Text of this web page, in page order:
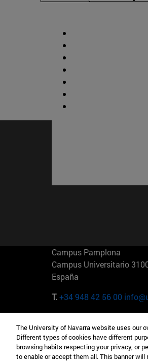
Campus Pamplona
Campus Universitario
España
T.+34 948 42 56 00
Camino del Cerro Águila 3
Madrid España
The University of Navarra website uses our
Different types of cookies have different
browsing habits respecting your privacy, or
to enable or accept them all. This banner